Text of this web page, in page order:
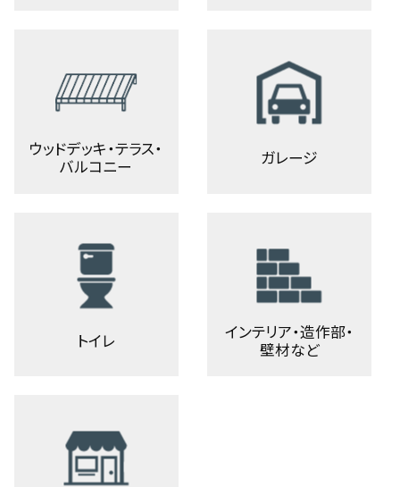
ウッドデッキ・テラス・
バルコニー
ガレージ
トイレ
インテリア・造作部・
壁材など